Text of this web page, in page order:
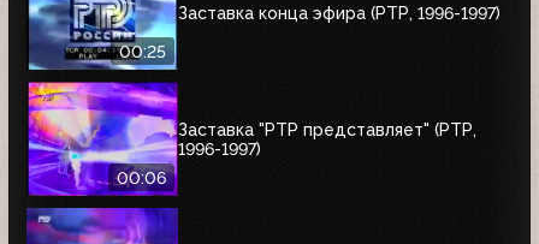
00:25
Заставка конца эфира (РТР, 1996-1997)
00:06
Заставка "РТР представляет" (РТР,
1996-1997)